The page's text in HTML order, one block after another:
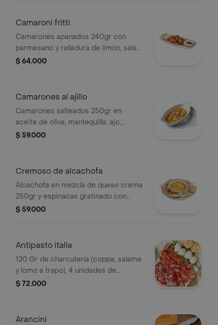
Camaroni fritti
Camarones apanados 240gr con
parmesano y ralladura de limón, salsa
napolitana, pepperoncini y alioli de
$ 64.000
Camarones al ajillo
Camarones salteados 250gr en
aceite de oliva, mantequilla, ajo,
perejil y un toque de vino blanco.
$ 59.000
Cremoso de alcachofa
Alcachofa en mezcla de queso crema
250gr y espinacas gratinado con
queso parmesano.
$ 59.000
Antipasto italia
120 Gr de charcutería (coppa, salame
y lomo a trapo), 4 unidades de
bocconcini, 5 unidades de nudos de
$ 72.000
Arancini